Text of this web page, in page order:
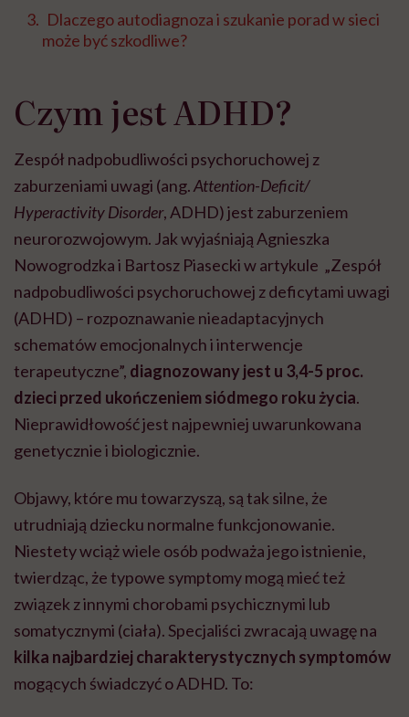
Dlaczego autodiagnoza i szukanie porad w sieci
może być szkodliwe?
Czym jest ADHD?
Zespół nadpobudliwości psychoruchowej z
zaburzeniami uwagi (ang.Attention-Deficit/
Hyperactivity Disorder,ADHD) jest zaburzeniem
neurorozwojowym. Jak wyjaśniają Agnieszka
Nowogrodzka i Bartosz Piasecki w artykule „Zespół
nadpobudliwości psychoruchowej z deficytami uwagi
(ADHD) – rozpoznawanie nieadaptacyjnych
schematów emocjonalnych i interwencje
terapeutyczne”, diagnozowany jest u 3,4-5 proc.
dzieci przed ukończeniem siódmego roku życia.
Nieprawidłowość jest najpewniej uwarunkowana
genetycznie i biologicznie.
Objawy, które mu towarzyszą, są tak silne, że
utrudniają dziecku normalne funkcjonowanie.
Niestety wciąż wiele osób podważa jego istnienie,
twierdząc, że typowe symptomy mogą mieć też
związek z innymi chorobami psychicznymi lub
somatycznymi (ciała). Specjaliści zwracają uwagę na
kilka najbardziej charakterystycznych symptomów
mogących świadczyć o ADHD. To: